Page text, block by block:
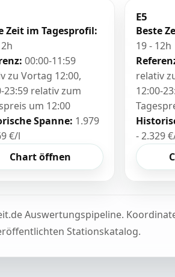
Zeit im Tagesprofil:
00:00-11:59
zu Vortag 12:00,
23:59 relativ zum
um 12:00
Spanne: 1.979
€/l
Chart öffnen
E5
Beste
19 - 12h
relativ
12:00-
- 2.329
Auswertungspipeline.
Stationskatalog.